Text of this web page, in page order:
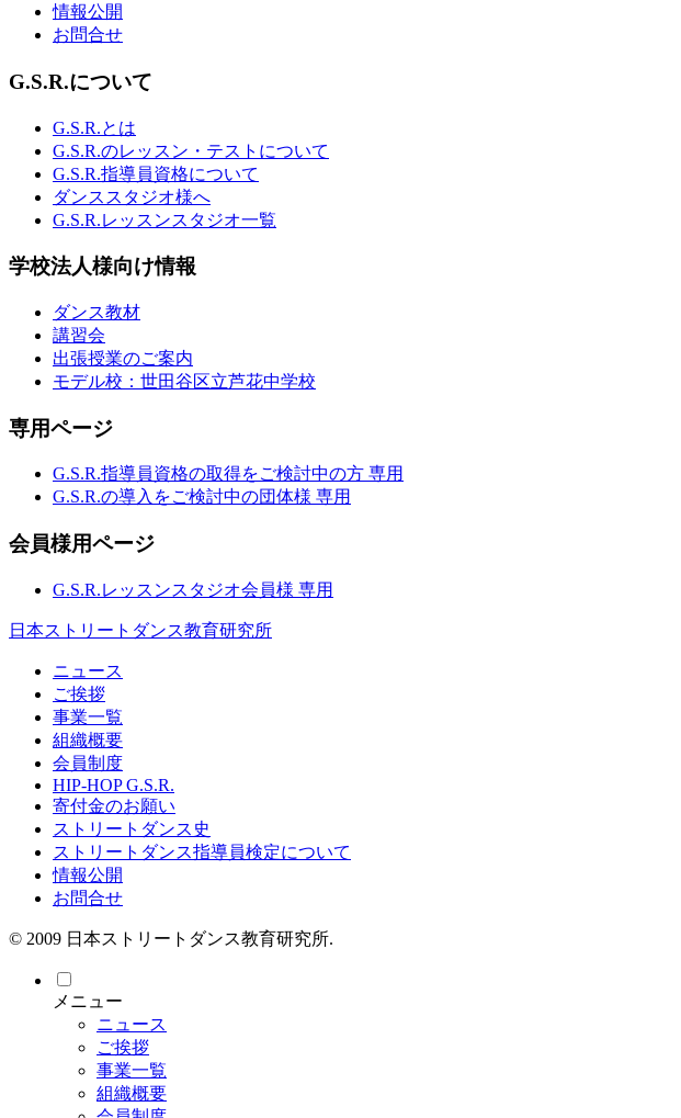
情報公開
お問合せ
G.S.R.について
G.S.R.とは
G.S.R.のレッスン・テストについて
G.S.R.指導員資格について
ダンススタジオ様へ
G.S.R.レッスンスタジオ一覧
学校法人様向け情報
ダンス教材
講習会
出張授業のご案内
モデル校：世田谷区立芦花中学校
専用ページ
G.S.R.指導員資格の取得をご検討中の方 専用
G.S.R.の導入をご検討中の団体様 専用
会員様用ページ
G.S.R.レッスンスタジオ会員様 専用
日本ストリートダンス教育研究所
ニュース
ご挨拶
事業一覧
組織概要
会員制度
HIP-HOP G.S.R.
寄付金のお願い
ストリートダンス史
ストリートダンス指導員検定について
情報公開
お問合せ
© 2009 日本ストリートダンス教育研究所.
メニュー
ニュース
ご挨拶
事業一覧
組織概要